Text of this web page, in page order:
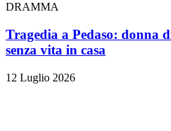
DRAMMA
Tragedia a Pedaso: donna
senza vita in casa
12 Luglio 2026